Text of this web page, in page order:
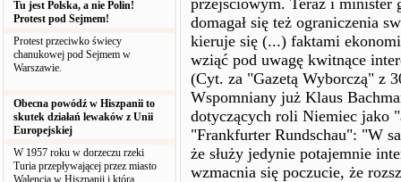
Tu jest Polska, a nie Polin!
Protest pod Sejmem!
Protest przeciwko świecy
chanukowej pod Sejmem w
Warszawie.
Obecna powódź w Hiszpanii to
skutek działań lewaków z Unii
Europejskiej
W 1957 roku w dorzeczu rzeki
Turia przepływającej przez miasto
Walencja w Hiszpanii i która
przejściowym. Teraz i minister
domagał się też ograniczenia
kieruje się (...) faktami
wziąć pod uwagę kwitnące
(Cyt. za "Gazetą Wyborczą" z
Wspomniany już Klaus
dotyczących roli Niemiec jako
"Frankfurter Rundschau": "W
że służy jedynie potajemnie
wzmacnia się poczucie, że